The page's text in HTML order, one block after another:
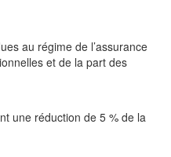
au régime de l’assurance
et de la part des
une réduction de 5 % de la